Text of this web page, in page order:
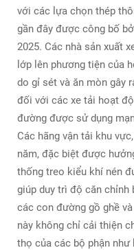
với các lựa chọn thép
gần đây được công bố
2025. Các nhà sản xuất
lớp lên phương tiện của
do gỉ sét và ăn mòn gây
đối với các xe tải hoạt
đường được sử dụng
Các hãng vận tải khu
năm, đặc biệt được
thống treo kiểu khí nén
giúp duy trì độ căn chỉnh
các con đường gồ ghề
này không chỉ cải thiện
thọ của các bộ phận như